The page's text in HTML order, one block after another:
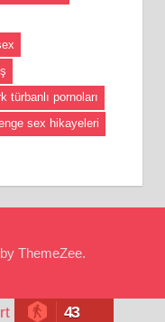
türbanlı pornoları
sex hikayeleri
ThemeZee.
43